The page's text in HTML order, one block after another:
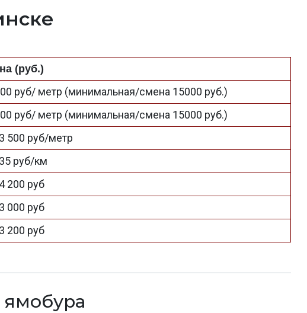
(руб.)
руб/ метр (минимальная/смена 15000 руб.)
руб/ метр (минимальная/смена 15000 руб.)
500 руб/метр
руб/км
200 руб
000 руб
200 руб